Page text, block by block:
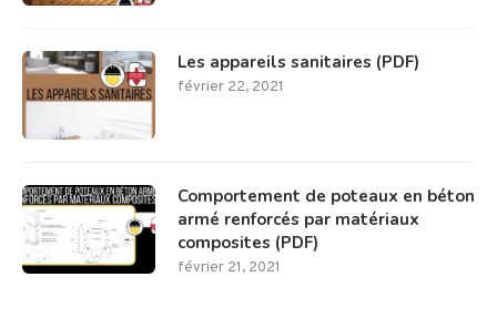
Les appareils sanitaires (PDF)
février 22, 2021
Comportement de poteaux en béton
armé renforcés par matériaux
composites (PDF)
février 21, 2021